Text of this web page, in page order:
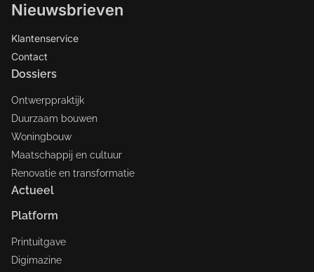
Nieuwsbrieven
Klantenservice
Contact
Dossiers
Ontwerppraktijk
Duurzaam bouwen
Woningbouw
Maatschappij en cultuur
Renovatie en transformatie
Actueel
Platform
Printuitgave
Digimazine